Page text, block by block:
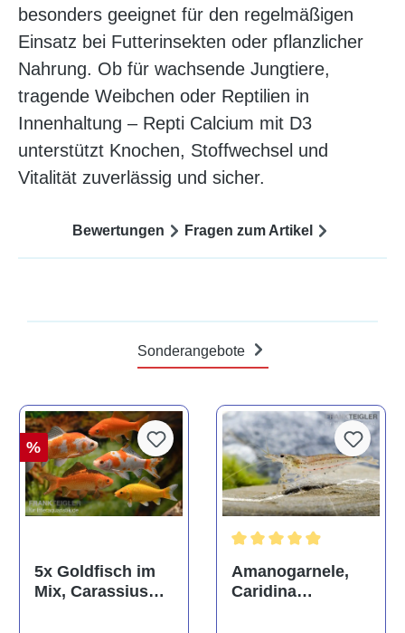
besonders geeignet für den regelmäßigen
Einsatz bei Futterinsekten oder pflanzlicher
Nahrung. Ob für wachsende Jungtiere,
tragende Weibchen oder Reptilien in
Innenhaltung – Repti Calcium mit D3
unterstützt Knochen, Stoffwechsel und
Vitalität zuverlässig und sicher.
Bewertungen Fragen zum Artikel
Sonderangebote
%
5x Goldfisch im
Mix, Carassius
Amanogarnele,
Caridina